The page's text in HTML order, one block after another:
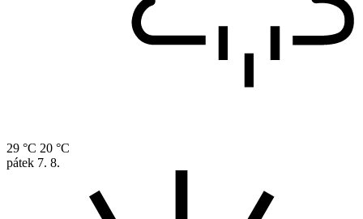
29 °C 20 °C
pátek 7. 8.